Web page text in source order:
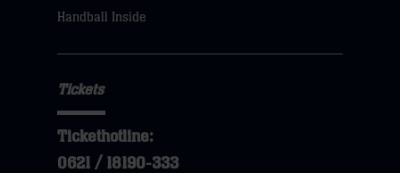
Handball Inside
Tickets
Tickethotline:
0621 / 18190-333